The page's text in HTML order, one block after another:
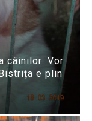
câinilor: Vor
e plin